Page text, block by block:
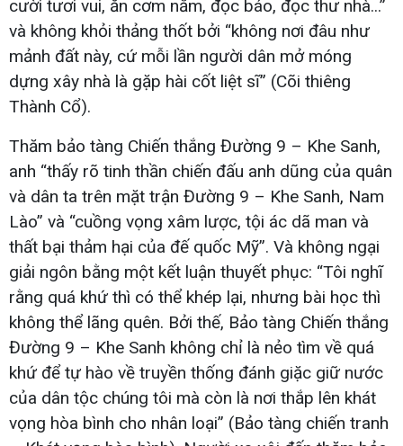
cười tươi vui, ăn cơm nắm, đọc báo, đọc thư nhà...”
và không khỏi thảng thốt bởi “không nơi đâu như
mảnh đất này, cứ mỗi lần người dân mở móng
dựng xây nhà là gặp hài cốt liệt sĩ” (Cõi thiêng
Thành Cổ).
Thăm bảo tàng Chiến thắng Đường 9 – Khe Sanh,
anh “thấy rõ tinh thần chiến đấu anh dũng của quân
và dân ta trên mặt trận Đường 9 – Khe Sanh, Nam
Lào” và “cuồng vọng xâm lược, tội ác dã man và
thất bại thảm hại của đế quốc Mỹ”. Và không ngại
giải ngôn bằng một kết luận thuyết phục: “Tôi nghĩ
rằng quá khứ thì có thể khép lại, nhưng bài học thì
không thể lãng quên. Bởi thế, Bảo tàng Chiến thắng
Đường 9 – Khe Sanh không chỉ là nẻo tìm về quá
khứ để tự hào về truyền thống đánh giặc giữ nước
của dân tộc chúng tôi mà còn là nơi thắp lên khát
vọng hòa bình cho nhân loại” (Bảo tàng chiến tranh